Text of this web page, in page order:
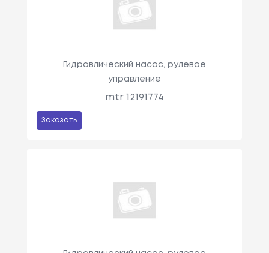
Гидравлический насос, рулевое
управление
mtr 12191774
Заказать